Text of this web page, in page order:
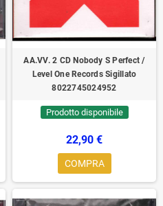
AA.VV. 2 CD Nobody S Perfect /
Level One Records ‎Sigillato
8022745024952
Prodotto disponibile
22,90 €
COMPRA